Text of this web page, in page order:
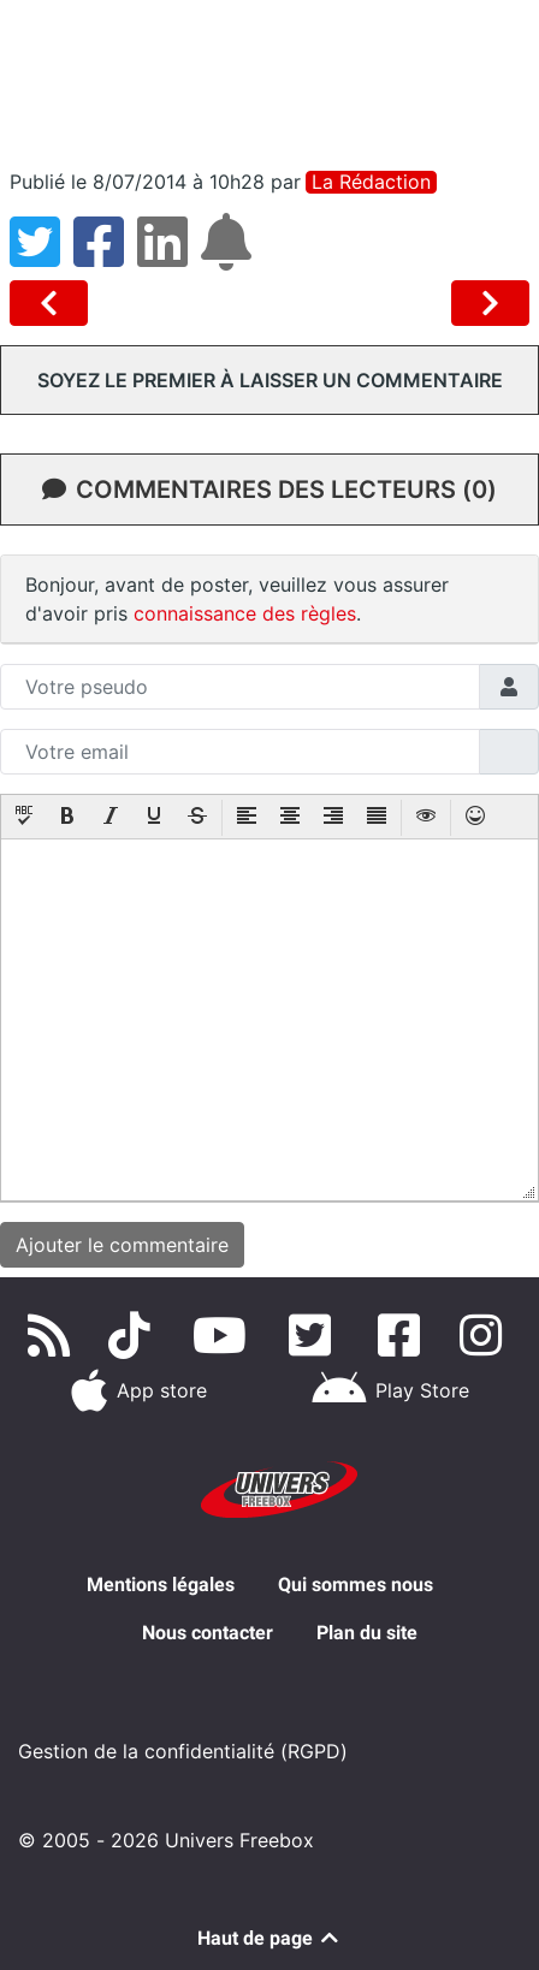
Publié le 8/07/2014 à 10h28 par La Rédaction
SOYEZ LE PREMIER À LAISSER UN COMMENTAIRE
COMMENTAIRES DES LECTEURS (0)
Bonjour, avant de poster, veuillez vous assurer
d'avoir pris connaissance des règles.
App store Play Store
Mentions légales Qui sommes nous
Nous contacter Plan du site
Gestion de la confidentialité (RGPD)
© 2005 - 2026 Univers Freebox
Haut de page